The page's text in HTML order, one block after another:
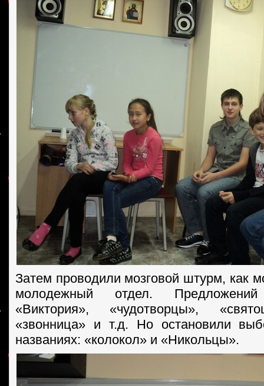
Затем проводили мозговой штурм, как
молодежный отдел.
«Виктория», «чудотворцы»,
«звонница» и т.д. Но остановили
названиях: «колокол» и «Никольцы».